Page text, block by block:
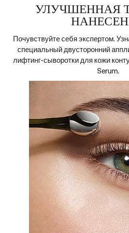
УЛУЧШЕННАЯ
Почувствуйте себя экспертом.
специальный двусторонний
лифтинг-сыворотки для кожи
Serum.